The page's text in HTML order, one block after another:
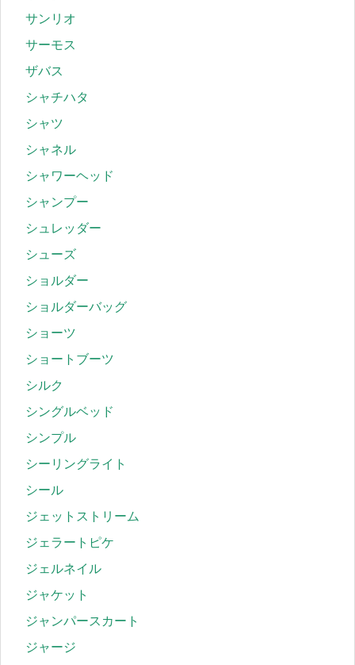
サンリオ
サーモス
ザバス
シャチハタ
シャツ
シャネル
シャワーヘッド
シャンプー
シュレッダー
シューズ
ショルダー
ショルダーバッグ
ショーツ
ショートブーツ
シルク
シングルベッド
シンプル
シーリングライト
シール
ジェットストリーム
ジェラートピケ
ジェルネイル
ジャケット
ジャンパースカート
ジャージ